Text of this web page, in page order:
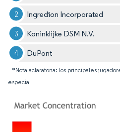
Ingredion Incorporated
Koninklijke DSM N.V.
DuPont
*Nota aclaratoria: los principales
especial